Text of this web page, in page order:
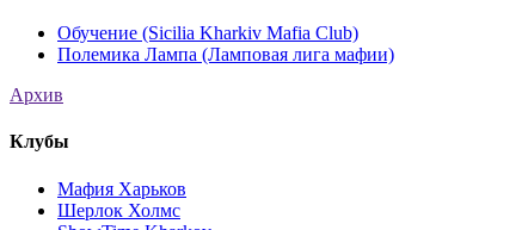
Обучение (Sicilia Kharkiv Mafia Club)
Полемика Лампа (Ламповая лига мафии)
Архив
Клубы
Мафия Харьков
Шерлок Холмс